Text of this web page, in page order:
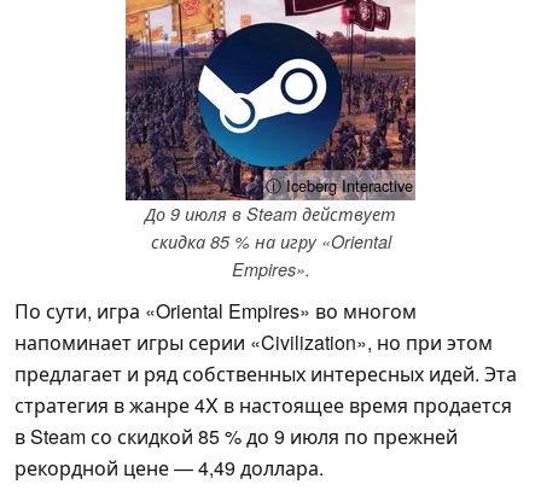
ⓘ Iceberg Interactive
До 9 июля в Steam действует
скидка 85 % на игру «Oriental
Empires».
По сути, игра «Oriental Empires» во многом
напоминает игры серии «Civilization», но при этом
предлагает и ряд собственных интересных идей. Эта
стратегия в жанре 4X в настоящее время продается
в Steam со скидкой 85 % до 9 июля по прежней
рекордной цене — 4,49 доллара.